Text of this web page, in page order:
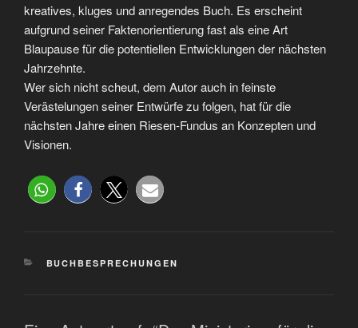
kreatives, kluges und anregendes Buch. Es erscheint
aufgrund seiner Faktenorientierung fast als eine Art
Blaupause für die potentiellen Entwicklungen der nächsten
Jahrzehnte.
Wer sich nicht scheut, dem Autor auch in feinste
Verästelungen seiner Entwürfe zu folgen, hat für die
nächsten Jahre einen Riesen-Fundus an Konzepten und
Visionen.
BUCHBESPRECHUNGEN